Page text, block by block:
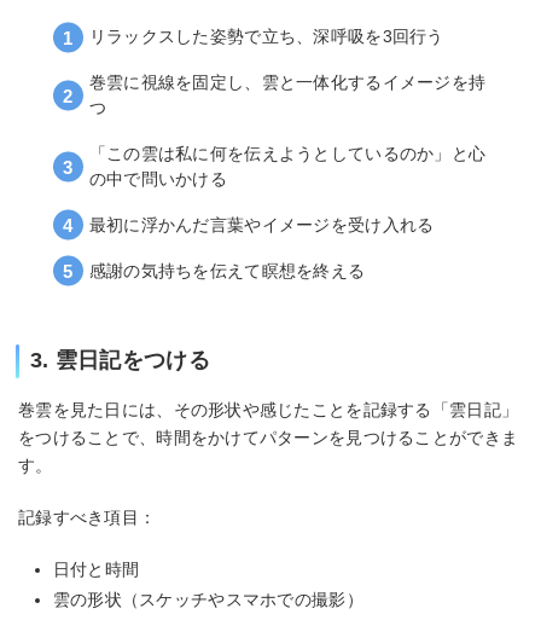
リラックスした姿勢で立ち、深呼吸を3回行う
巻雲に視線を固定し、雲と一体化するイメージを持
つ
「この雲は私に何を伝えようとしているのか」と心
の中で問いかける
最初に浮かんだ言葉やイメージを受け入れる
感謝の気持ちを伝えて瞑想を終える
3. 雲日記をつける
巻雲を見た日には、その形状や感じたことを記録する「雲日記」
をつけることで、時間をかけてパターンを見つけることができま
す。
記録すべき項目：
日付と時間
雲の形状（スケッチやスマホでの撮影）